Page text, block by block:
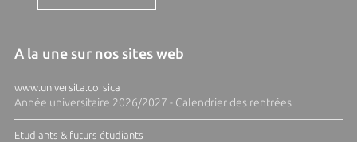
A la une sur nos sites web
www.universita.corsica
Année universitaire 2026/2027 - Calendrier des rentrées
Etudiants & futurs étudiants